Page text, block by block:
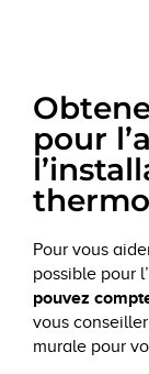
pour
Pour vous
possible pour
pouvez
vous
murale pour